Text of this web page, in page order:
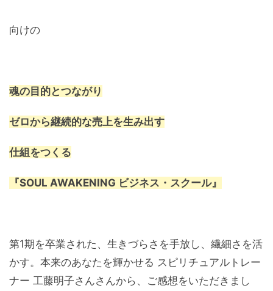
向けの
魂の目的とつながり
ゼロから継続的な売上を生み出す
仕組をつくる
『SOUL AWAKENING ビジネス・スクール』
第1期を卒業された、生きづらさを手放し、繊細さを活
かす。本来のあなたを輝かせる スピリチュアルトレー
ナー 工藤明子さんさんから、ご感想をいただきまし